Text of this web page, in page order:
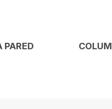
PARED